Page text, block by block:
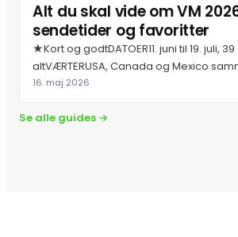
Alt du skal vide om VM
sendetider og favoritter
★Kort og godtDATOER11. juni til 19. juli,
altVÆRTERUSA, Canada og Mexico
16. maj 2026
Se alle guides →